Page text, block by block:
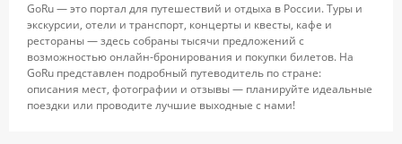
GoRu — это портал для путешествий и отдыха в России. Туры и
экскурсии, отели и транспорт, концерты и квесты, кафе и
рестораны — здесь собраны тысячи предложений с
возможностью онлайн-бронирования и покупки билетов. На
GoRu представлен подробный путеводитель по стране:
описания мест, фотографии и отзывы — планируйте идеальные
поездки или проводите лучшие выходные с нами!